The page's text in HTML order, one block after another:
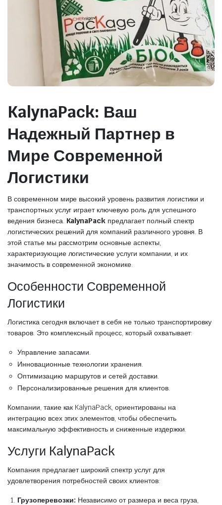
KalynaPack: Ваш
Надежный Партнер в
Мире Современной
Логистики
В современном мире высокий уровень развития логистики и
транспортных услуг играет ключевую роль для успешного
ведения бизнеса. KalynaPack предлагает полный спектр
логистических решений для компаний различного уровня. В
этой статье мы рассмотрим основные аспекты,
характеризующие логистические услуги компании, и их
значимость в современной экономике.
Особенности Современной
Логистики
Логистика сегодня включает в себя не только транспортировку
товаров. Это комплексный процесс, который охватывает:
Управление запасами.
Инновационные технологии хранения.
Оптимизацию маршрутов и сетей доставки.
Персонализированные решения для клиентов.
Компании, такие как KalynaPack, ориентированы на
интеграцию всех этих элементов, чтобы обеспечить
максимальную эффективность и сниженные издержки.
Услуги KalynaPack
Компания предлагает широкий спектр услуг для
удовлетворения потребностей своих клиентов:
Грузоперевозки: Независимо от размера и веса груза,